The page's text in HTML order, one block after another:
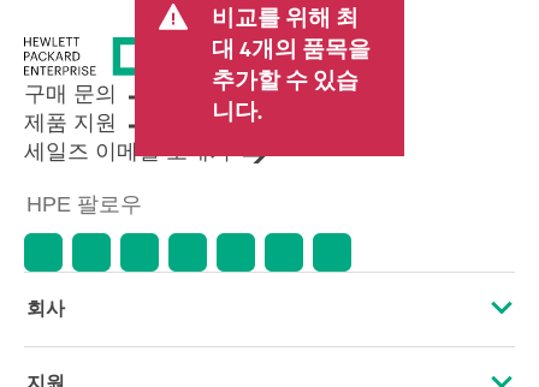
비교를 위해 최
대 4개의 품목을
추가할 수 있습
니다.
구매 문의
제품 지원
세일즈 이메일 보내기
HPE 팔로우
회사
HPE 소개
지원